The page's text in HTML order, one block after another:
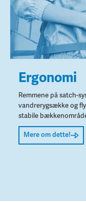
Ergonomi
Remmene på satch-
vandrerygsække og
stabile
Mere om dette!